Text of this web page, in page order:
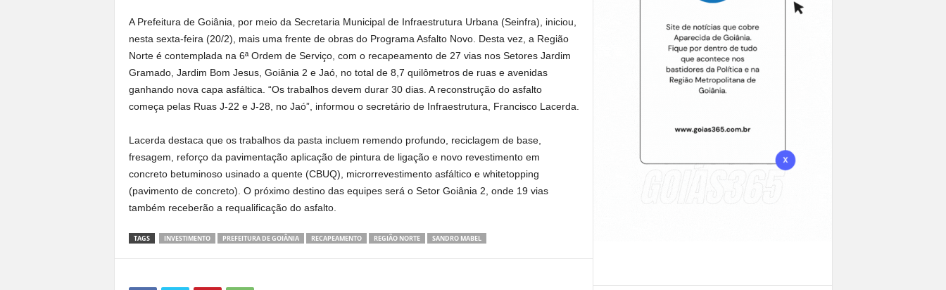
A Prefeitura de Goiânia, por meio da Secretaria Municipal de Infraestrutura Urbana (Seinfra), iniciou,
nesta sexta-feira (20/2), mais uma frente de obras do Programa Asfalto Novo. Desta vez, a Região
Norte é contemplada na 6ª Ordem de Serviço, com o recapeamento de 27 vias nos Setores Jardim
Gramado, Jardim Bom Jesus, Goiânia 2 e Jaó, no total de 8,7 quilômetros de ruas e avenidas
ganhando nova capa asfáltica. “Os trabalhos devem durar 30 dias. A reconstrução do asfalto
começa pelas Ruas J-22 e J-28, no Jaó”, informou o secretário de Infraestrutura, Francisco Lacerda.
Lacerda destaca que os trabalhos da pasta incluem remendo profundo, reciclagem de base,
fresagem, reforço da pavimentação aplicação de pintura de ligação e novo revestimento em
concreto betuminoso usinado a quente (CBUQ), microrrevestimento asfáltico e whitetopping
(pavimento de concreto). O próximo destino das equipes será o Setor Goiânia 2, onde 19 vias
também receberão a requalificação do asfalto.
TAGS INVESTIMENTO PREFEITURA DE GOIÂNIA RECAPEAMENTO REGIÃO NORTE SANDRO MABEL